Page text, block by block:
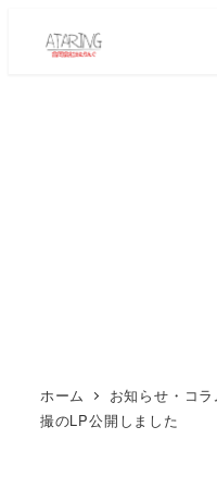
ホーム お知らせ・コラ
撮のLP公開しました